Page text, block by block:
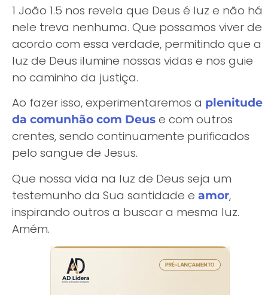
1 João 1.5 nos revela que Deus é luz e não há
nele treva nenhuma. Que possamos viver de
acordo com essa verdade, permitindo que a
luz de Deus ilumine nossas vidas e nos guie
no caminho da justiça.
Ao fazer isso, experimentaremos a plenitude
da comunhão com Deus e com outros
crentes, sendo continuamente purificados
pelo sangue de Jesus.
Que nossa vida na luz de Deus seja um
testemunho da Sua santidade e amor,
inspirando outros a buscar a mesma luz.
Amém.